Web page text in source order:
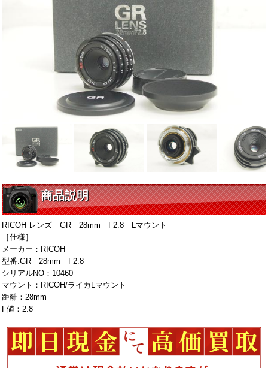
商品説明
RICOH レンズ GR 28mm F2.8 Lマウント
［仕様］
メーカー：RICOH
型番:GR 28mm F2.8
シリアルNO：10460
マウント：RICOH/ライカLマウント
距離：28mm
F値：2.8